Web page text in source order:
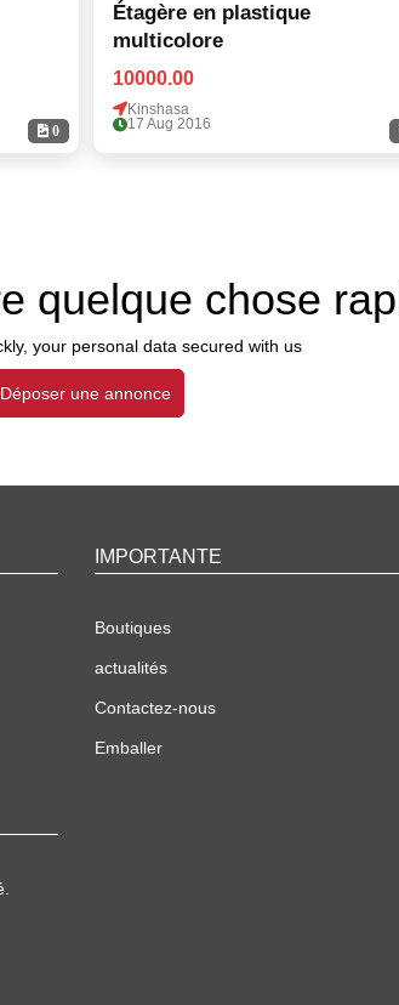
0
Étagère en plastique
multicolore
10000.00
Kinshasa
17 Aug 2016
quelque chose
your personal data secured with us
Déposer une annonce
IMPORTANTE
Boutiques
actualités
Contactez-nous
Emballer